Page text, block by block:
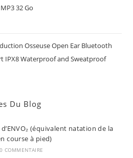
32 Go
Osseuse Open Ear Bluetooth
IPX8 Waterproof and Sweatproof
Du Blog
(équivalent natation de la
course à pied)
0 COMMENTAIRE